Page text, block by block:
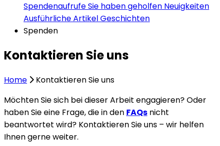
SpendenaufrufeSie haben geholfen Neuigkeiten
Ausführliche ArtikelGeschichten
Spenden
Kontaktieren Sie uns
Home
Kontaktieren Sie uns
Möchten Sie sich bei dieser Arbeit engagieren? Oder
haben Sie eine Frage, die in den FAQs nicht
beantwortet wird? Kontaktieren Sie uns – wir helfen
Ihnen gerne weiter.